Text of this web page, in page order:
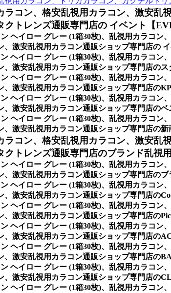
ラコン、格安乱視用カラコン、激安乱
クトレンズ通販専門店の イベント【
ン ヘイロー グレー (1箱30枚)、乱視用カラコ
激安乱視用カラコン通販ショップ専門店の
ン ヘイロー グレー (1箱30枚)、乱視用カラコ
、激安乱視用カラコン通販ショップ専門店の
ン ヘイロー グレー (1箱30枚)、乱視用カラコ
、激安乱視用カラコン通販ショップ専門店の
ン ヘイロー グレー (1箱30枚)、乱視用カラコ
、激安乱視用カラコン通販ショップ専門店の
ン ヘイロー グレー (1箱30枚)、乱視用カラコ
、激安乱視用カラコン通販ショップ専門店の
ラコン、格安乱視用カラコン、激安乱
クトレンズ通販専門店のブランド乱視
ン ヘイロー グレー (1箱30枚)、乱視用カラコ
、激安乱視用カラコン通販ショップ専門店の
ン ヘイロー グレー (1箱30枚)、乱視用カラコ
、激安乱視用カラコン通販ショップ専門店の
ン ヘイロー グレー (1箱30枚)、乱視用カラコ
激安乱視用カラコン通販ショップ専門店の
ン ヘイロー グレー (1箱30枚)、乱視用カラコ
、激安乱視用カラコン通販ショップ専門店の
ン ヘイロー グレー (1箱30枚)、乱視用カラコ
、激安乱視用カラコン通販ショップ専門店の
ン ヘイロー グレー (1箱30枚)、乱視用カラコ
、激安乱視用カラコン通販ショップ専門店の
ン ヘイロー グレー (1箱30枚)、乱視用カラコ